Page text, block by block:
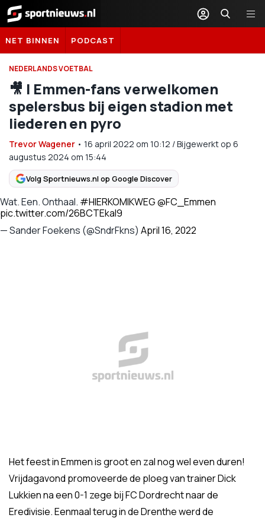
Sportnieuws.nl
NET BINNEN PODCAST
NEDERLANDS VOETBAL
🎥 | Emmen-fans verwelkomen
spelersbus bij eigen stadion met
liederen en pyro
Trevor Wagener • 16 april 2022 om 10:12 /Bijgewerkt op 6
augustus 2024 om 15:44
Volg Sportnieuws.nl op Google Discover
Wat. Een. Onthaal. #HIERKOMIKWEG@FC_Emmen
pic.twitter.com/26BCTEkaI9
— Sander Foekens (@SndrFkns) April 16, 2022
Het feest in Emmen is groot en zal nog wel even duren!
Vrijdagavond promoveerde de ploeg van trainer Dick
Lukkien na een 0-1 zege bij FC Dordrecht naar de
Eredivisie. Eenmaal terug in de Drenthe werd de